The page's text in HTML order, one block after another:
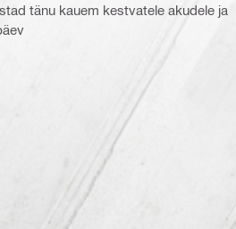
tänu kauem kestvatele akudele ja